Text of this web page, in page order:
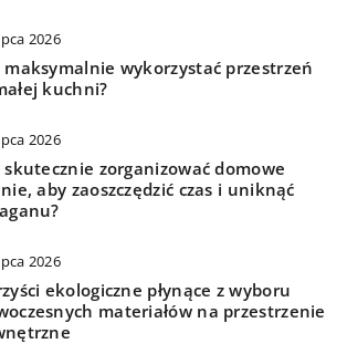
2026
maksymalnie wykorzystać przestrzeń
kuchni?
2026
skutecznie zorganizować domowe
aby zaoszczędzić czas i uniknąć
2026
ekologiczne płynące z wyboru
materiałów na przestrzenie